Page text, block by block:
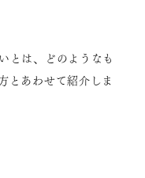
とは、どのようなも
とあわせて紹介しま